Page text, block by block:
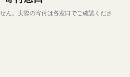
ん。実際の寄付は各窓口でご確認くださ